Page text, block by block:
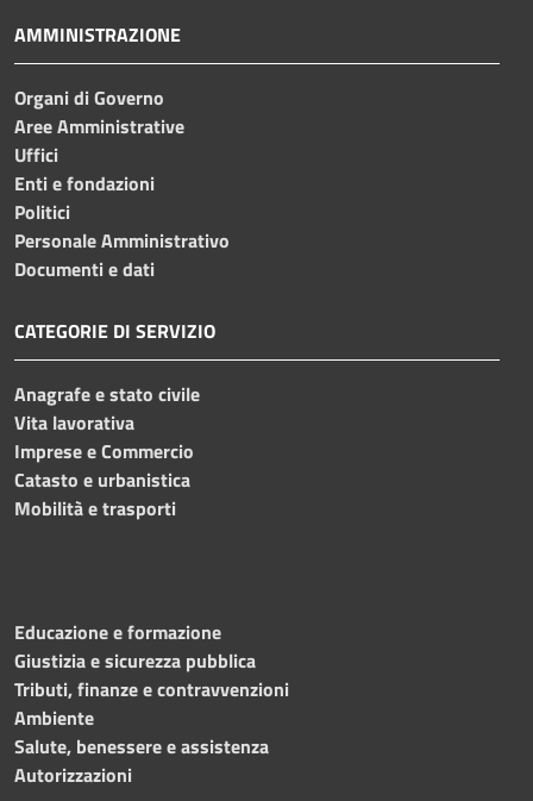
AMMINISTRAZIONE
Organi di Governo
Aree Amministrative
Uffici
Enti e fondazioni
Politici
Personale Amministrativo
Documenti e dati
CATEGORIE DI SERVIZIO
Anagrafe e stato civile
Vita lavorativa
Imprese e Commercio
Catasto e urbanistica
Mobilità e trasporti
Educazione e formazione
Giustizia e sicurezza pubblica
Tributi, finanze e contravvenzioni
Ambiente
Salute, benessere e assistenza
Autorizzazioni